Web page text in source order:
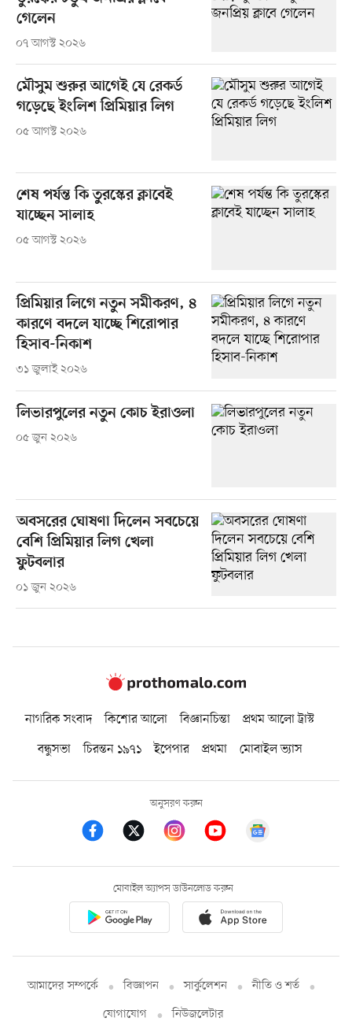
গেলেন
০৭ আগস্ট ২০২৬
মৌসুম শুরুর আগেই যে রেকর্ড
গড়েছে ইংলিশ প্রিমিয়ার লিগ
০৫ আগস্ট ২০২৬
শেষ পর্যন্ত কি তুরস্কের ক্লাবেই
যাচ্ছেন সালাহ
০৫ আগস্ট ২০২৬
প্রিমিয়ার লিগে নতুন সমীকরণ, ৪
কারণে বদলে যাচ্ছে শিরোপার
হিসাব-নিকাশ
৩১ জুলাই ২০২৬
লিভারপুলের নতুন কোচ ইরাওলা
০৫ জুন ২০২৬
অবসরের ঘোষণা দিলেন সবচেয়ে
বেশি প্রিমিয়ার লিগ খেলা
ফুটবলার
০১ জুন ২০২৬
নাগরিক সংবাদ কিশোর আলো বিজ্ঞানচিন্তা
প্রথম আলো ট্রাস্ট
বন্ধুসভা
চিরন্তন ১৯৭১ ইপেপার প্রথমা মোবাইল ভ্যাস
অনুসরণ করুন
মোবাইল অ্যাপস ডাউনলোড করুন
আমাদের সম্পর্কে বিজ্ঞাপন সার্কুলেশন
নীতি ও শর্ত
যোগাযোগ
নিউজলেটার